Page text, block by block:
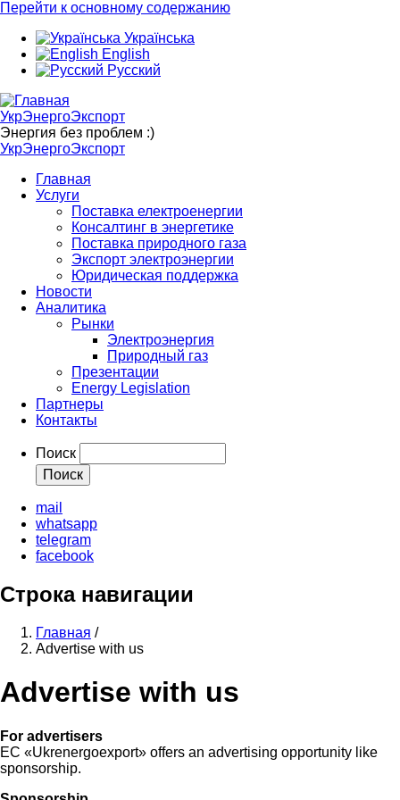
Перейти к основному содержанию
Українська
English
Русский
УкрЭнергоЭкспорт
Энергия без проблем :)
УкрЭнергоЭкспорт
Главная
Услуги
Поставка електроенергии
Консалтинг в энергетике
Поставка природного газа
Экспорт электроэнергии
Юридическая поддержка
Новости
Аналитика
Рынки
Электроэнергия
Природный газ
Презентации
Energy Legislation
Партнеры
Контакты
Поиск
mail
whatsapp
telegram
facebook
Строка навигации
Главная /
Advertise with us
Advertise with us
For advertisers
EC «Ukrenergoexport» offers an advertising opportunity like
sponsorship.